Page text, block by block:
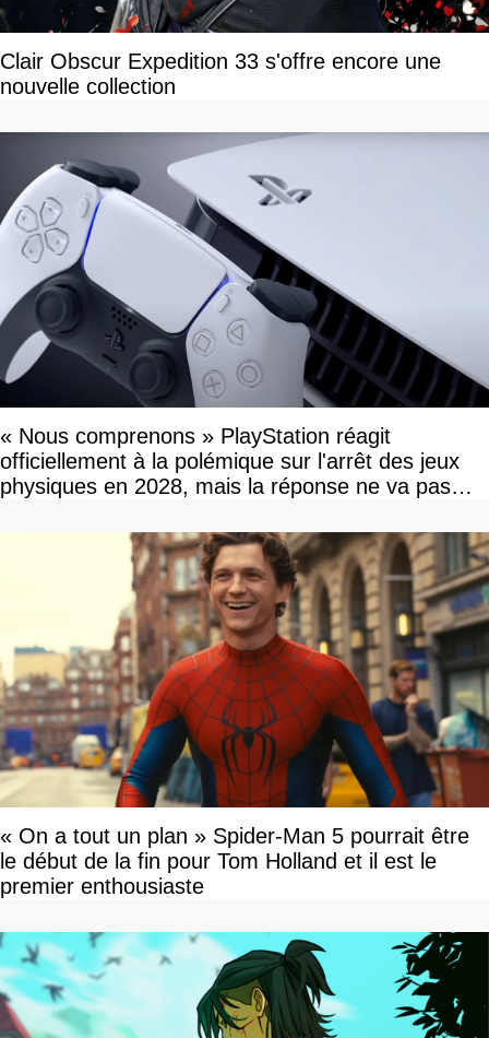
Clair Obscur Expedition 33 s'offre encore une
nouvelle collection
« Nous comprenons » PlayStation réagit
officiellement à la polémique sur l'arrêt des jeux
physiques en 2028, mais la réponse ne va pas
« On a tout un plan » Spider-Man 5 pourrait être
le début de la fin pour Tom Holland et il est le
premier enthousiaste